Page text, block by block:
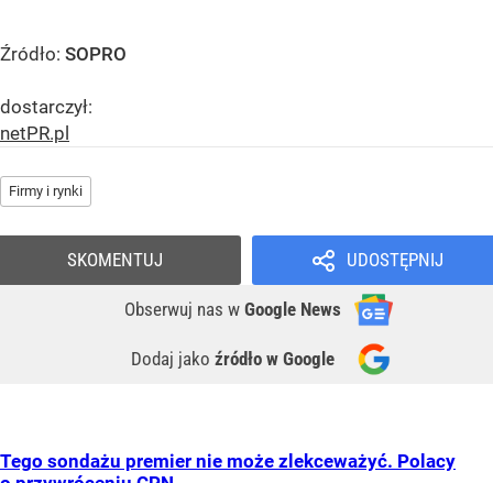
Źródło: SOPRO
dostarczył:
netPR.pl
Firmy i rynki
UDOSTĘPNIJ
Obserwuj nas w Google News
Dodaj jako źródło w Google
SKOMENTUJ
Tego sondażu premier nie może zlekceważyć. Polacy